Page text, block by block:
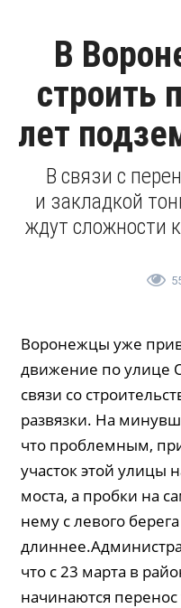
В
строить
лет
В связи с
и закладкой
ждут сложности
Воронежцы уже
движение по улице
связи со
развязки. На
что проблемным,
участок этой улицы
моста, а пробки на
нему с левого
что с 23 марта в
начинаются перенос